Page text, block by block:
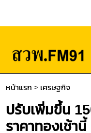
หน้าแรก > เศรษฐกิจ
ปรับเพิ่มขึ้น
ราคาทองเช้านี้